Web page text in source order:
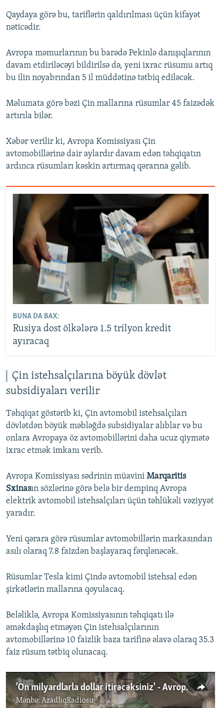
Qaydaya görə bu, tariflərin qaldırılması üçün kifayət
nəticədir.
Avropa məmurlarının bu barədə Pekinlə danışıqlarının
davam etdiriləcəyi bildirilsə də, yeni ixrac rüsumu artıq
bu ilin noyabrından 5 il müddətinə tətbiq ediləcək.
Məlumata görə bəzi Çin mallarına rüsumlar 45 faizədək
artırıla bilər.
Xəbər verilir ki, Avropa Komissiyası Çin
avtomobillərinə dair aylardır davam edən təhqiqatın
ardınca rüsumları kəskin artırmaq qərarına gəlib.
BUNA DA BAX:
Rusiya dost ölkələrə 1.5 trilyon kredit
ayıracaq
Çin istehsalçılarına böyük dövlət
subsidiyaları verilir
Təhqiqat göstərib ki, Çin avtomobil istehsalçıları
dövlətdən böyük məbləğdə subsidiyalar alıblar və bu
onlara Avropaya öz avtomobillərini daha ucuz qiymətə
ixrac etmək imkanı verib.
Avropa Komissiyası sədrinin müavini Marqaritis
Sxinasın sözlərinə görə belə bir dempinq Avropa
elektrik avtomobil istehsalçıları üçün təhlükəli vəziyyət
yaradır.
Yeni qərara görə rüsumlar avtomobillərin markasından
asılı olaraq 7.8 faizdən başlayaraq fərqlənəcək.
Rüsumlar Tesla kimi Çində avtomobil istehsal edən
şirkətlərin mallarına qoyulacaq.
Beləliklə, Avropa Komissiyasının təhqiqatı ilə
əməkdaşlıq etməyən Çin istehsalçılarının
avtomobillərinə 10 faizlik baza tarifinə əlavə olaraq 35.3
faiz rüsum tətbiq olunacaq.
'On milyardlarla dollar itirəcəksiniz' - Avropa Bakını tənqid edib niyə əməkdaşlıq edir?
Mənbə: AzadlıqRadiosu